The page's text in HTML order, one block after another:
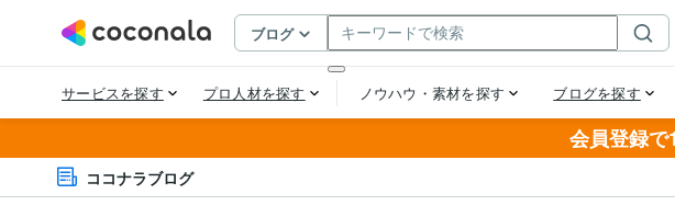
会員登録で
ココナラブログ